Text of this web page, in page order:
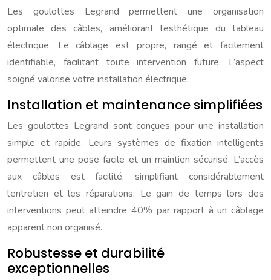
Les goulottes Legrand permettent une organisation
optimale des câbles, améliorant l’esthétique du tableau
électrique. Le câblage est propre, rangé et facilement
identifiable, facilitant toute intervention future. L’aspect
soigné valorise votre installation électrique.
Installation et maintenance simplifiées
Les goulottes Legrand sont conçues pour une installation
simple et rapide. Leurs systèmes de fixation intelligents
permettent une pose facile et un maintien sécurisé. L’accès
aux câbles est facilité, simplifiant considérablement
l’entretien et les réparations. Le gain de temps lors des
interventions peut atteindre 40% par rapport à un câblage
apparent non organisé.
Robustesse et durabilité
exceptionnelles